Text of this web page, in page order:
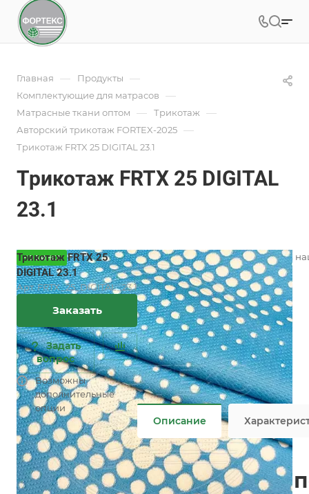
Главная — Продукты —
Комплектующие для матрасов —
Матрасные ткани оптом — Трикотаж —
Авторский трикотаж FORTEX-2025 —
Трикотаж FRTX 25 DIGITAL 23.1
Трикотаж FRTX 25 DIGITAL
23.1
Трикотаж FRTX 25
DIGITAL 23.1
Арт.FRTX_25_DIGITAL_23.1
Заказать
Задать
вопрос
Возможны
дополнительные
опции
НОВИНКА
Вязаный трикотаж для матрасов
разнообразием дизайнов.
Подробности
Характеристики
Состав— 100% PES
Плотность— 400 гр/м2
Ширина рулона— 230 см
Все характеристики
Не является публичной офертой
Описание
Трикотажное